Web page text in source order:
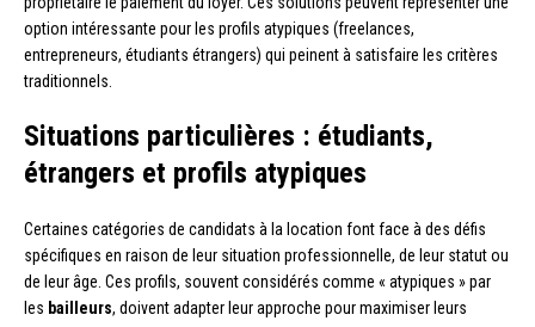
option intéressante pour les profils atypiques (freelances,
entrepreneurs, étudiants étrangers) qui peinent à satisfaire les critères
traditionnels.
Situations particulières : étudiants,
étrangers et profils atypiques
Certaines catégories de candidats à la location font face à des défis
spécifiques en raison de leur situation professionnelle, de leur statut ou
de leur âge. Ces profils, souvent considérés comme « atypiques » par
les bailleurs, doivent adapter leur approche pour maximiser leurs